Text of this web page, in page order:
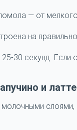
— от
на
30 секунд. Если
и латте
слоями,